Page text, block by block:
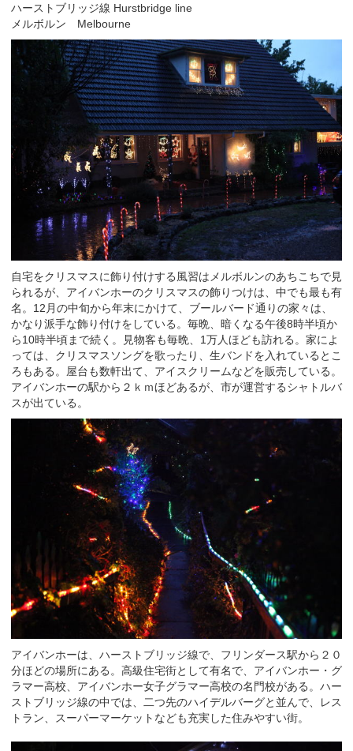
ハーストブリッジ線 Hurstbridge line
メルボルン Melbourne
自宅をクリスマスに飾り付けする風習はメルボルンのあちこちで見
られるが、アイバンホーのクリスマスの飾りつけは、中でも最も有
名。12月の中旬から年末にかけて、ブールバード通りの家々は、
かなり派手な飾り付けをしている。毎晩、暗くなる午後8時半頃か
ら10時半頃まで続く。見物客も毎晩、1万人ほども訪れる。家によ
っては、クリスマスソングを歌ったり、生バンドを入れているとこ
ろもある。屋台も数軒出て、アイスクリームなどを販売している。
アイバンホーの駅から２ｋｍほどあるが、市が運営するシャトルバ
スが出ている。
アイバンホーは、ハーストブリッジ線で、フリンダース駅から２０
分ほどの場所にある。高級住宅街として有名で、アイバンホー・グ
ラマー高校、アイバンホー女子グラマー高校の名門校がある。ハー
ストブリッジ線の中では、二つ先のハイデルバーグと並んで、レス
トラン、スーパーマーケットなども充実した住みやすい街。